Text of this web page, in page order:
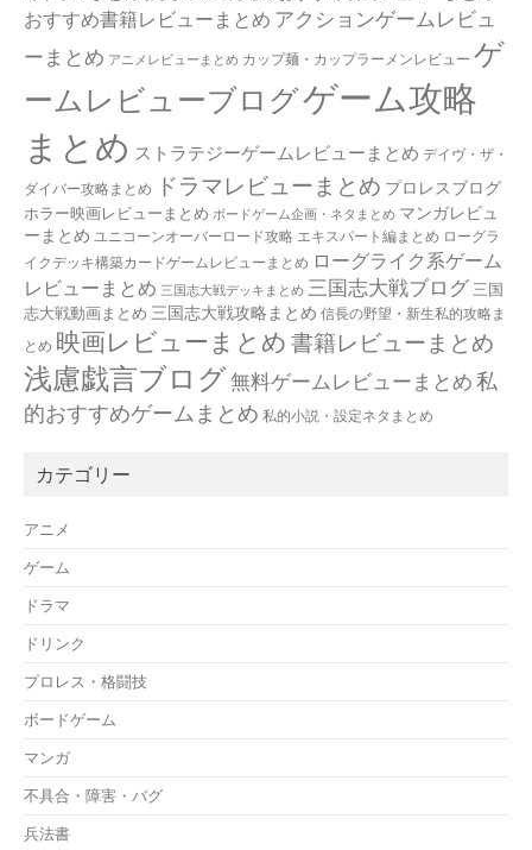
おすすめ書籍レビューまとめ アクションゲームレビュ
ーまとめ アニメレビューまとめ カップ麺・カップラーメンレビュー ゲ
ームレビューブログゲーム攻略
まとめ ストラテジーゲームレビューまとめ デイヴ・ザ・
ダイバー攻略まとめ ドラマレビューまとめ プロレスブログ
ホラー映画レビューまとめ ボードゲーム企画・ネタまとめ マンガレビュ
ーまとめ ユニコーンオーバーロード攻略 エキスパート編まとめ ローグラ
イクデッキ構築カードゲームレビューまとめ ローグライク系ゲーム
レビューまとめ 三国志大戦デッキまとめ 三国志大戦ブログ 三国
志大戦動画まとめ 三国志大戦攻略まとめ 信長の野望・新生私的攻略ま
とめ 映画レビューまとめ 書籍レビューまとめ
浅慮戯言ブログ無料ゲームレビューまとめ 私
的おすすめゲームまとめ 私的小説・設定ネタまとめ
カテゴリー
アニメ
ゲーム
ドラマ
ドリンク
プロレス・格闘技
ボードゲーム
マンガ
不具合・障害・バグ
兵法書